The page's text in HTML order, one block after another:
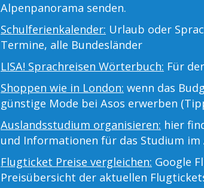
Alpenpanorama senden.
Schulferienkalender: Urlaub oder
Termine, alle Bundesländer
LISA! Sprachreisen Wörterbuch: Für
Shoppen wie in London: wenn das
günstige Mode bei Asos erwerben
Auslandsstudium organisieren: hier
und Informationen für das Studium im
Flugticket Preise vergleichen: Google
Preisübersicht der aktuellen